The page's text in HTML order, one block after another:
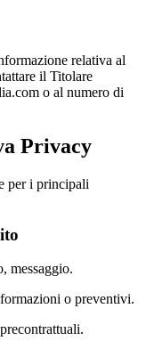
relativa al
il Titolare
o al numero di
Privacy
per i principali
messaggio.
o preventivi.